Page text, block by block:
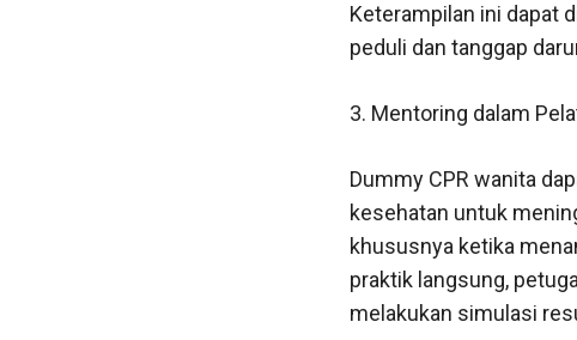
Keterampilan ini dapat
peduli dan tanggap
3. Mentoring dalam
Dummy CPR wanita
kesehatan untuk
khususnya ketika
praktik langsung,
melakukan simulasi